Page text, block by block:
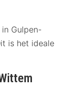
Gulpen-
is het ideale